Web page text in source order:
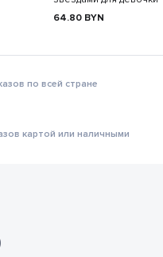
64.80 BYN
по всей стране
картой или наличными